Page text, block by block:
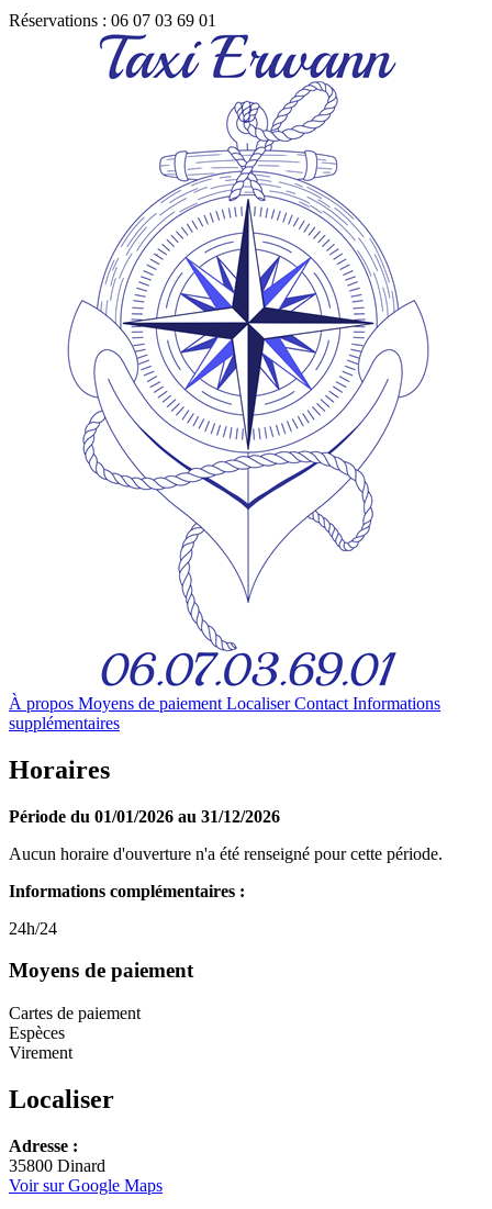
Réservations : 06 07 03 69 01
À propos Moyens de paiement Localiser Contact Informations
supplémentaires
Horaires
Période du 01/01/2026 au 31/12/2026
Aucun horaire d'ouverture n'a été renseigné pour cette période.
Informations complémentaires :
24h/24
Moyens de paiement
Cartes de paiement
Espèces
Virement
Localiser
+
−
Adresse :
35800 Dinard
Voir sur Google Maps